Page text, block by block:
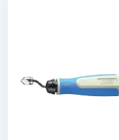
Laserinstrument